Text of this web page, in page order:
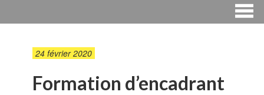
24 février 2020
Formation d’encadrant